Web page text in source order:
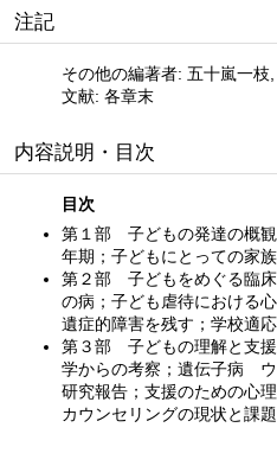
注記
その他の編著者: 五十嵐一
文献: 各章末
内容説明・目次
目次
第１部 子どもの発達の概
年期；子どもにとっての家族
第２部 子どもをめぐる臨
の病；子ども虐待における
遺症的障害を残す；学校適応
第３部 子どもの理解と支
学からの考察；遺伝子病
研究報告；支援のための心
カウンセリングの現状と課題